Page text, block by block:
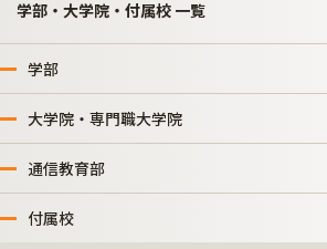
学部・大学院・付属校 一覧
学部
大学院・専門職大学院
通信教育部
付属校